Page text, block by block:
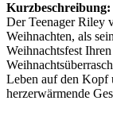
Kurzbeschreibung:
Der Teenager Riley
Weihnachten, als
Weihnachtsfest
Leben auf den Kopf
herzerwärmende